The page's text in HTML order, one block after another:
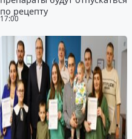
17:00
по рецепту